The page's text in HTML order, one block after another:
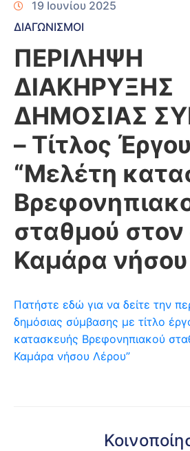
19 Ιουνίου 2025
ΔΙΑΓΩΝΙΣΜΟΙ
ΠΕΡΙΛΗΨΗ
ΔΙΑΚΗΡΥΞΗΣ
ΔΗΜΟΣΙΑΣ
– Τίτλος
“Μελέτη
σταθμού στον
Καμάρα
Πατήστε εδώ για να δείτε την
δημόσιας σύμβασης με τίτλο
κατασκευής Βρεφονηπιακού
Καμάρα νήσου Λέρου”